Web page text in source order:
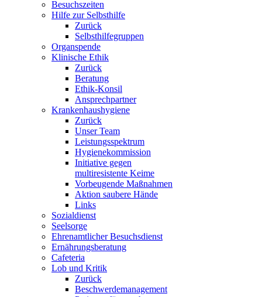
Besuchszeiten
Hilfe zur Selbsthilfe
Zurück
Selbsthilfegruppen
Organspende
Klinische Ethik
Zurück
Beratung
Ethik-Konsil
Ansprechpartner
Krankenhaushygiene
Zurück
Unser Team
Leistungsspektrum
Hygienekommission
Initiative gegen
multiresistente Keime
Vorbeugende Maßnahmen
Aktion saubere Hände
Links
Sozialdienst
Seelsorge
Ehrenamtlicher Besuchsdienst
Ernährungsberatung
Cafeteria
Lob und Kritik
Zurück
Beschwerdemanagement